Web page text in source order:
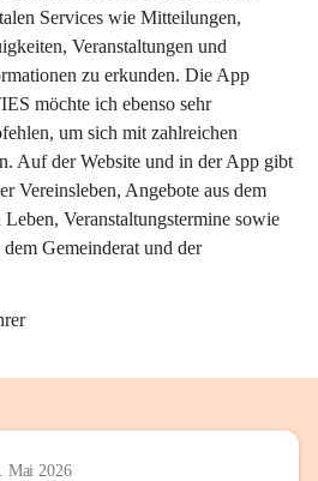
Services wie Mitteilungen,
Veranstaltungen und
zu erkunden. Die App
möchte ich ebenso sehr
um sich mit zahlreichen
Auf der Website und in der App gibt
Vereinsleben, Angebote aus dem
Veranstaltungstermine sowie
Gemeinderat und der
Mai 2026